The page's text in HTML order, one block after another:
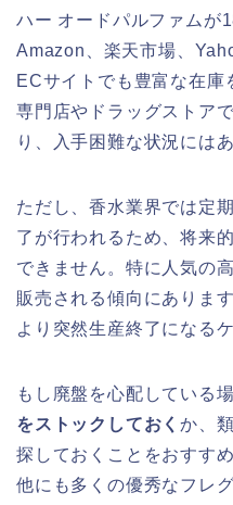
ハー オードパルファムが
Amazon、楽天市場、
ECサイトでも豊富な在庫
専門店やドラッグストア
り、入手困難な状況には
ただし、香水業界では定
了が行われるため、将来
できません。特に人気の
販売される傾向にありま
より突然生産終了になる
もし廃盤を心配している場
をストックしておくか、
探しておくことをおすす
他にも多くの優秀なフレ